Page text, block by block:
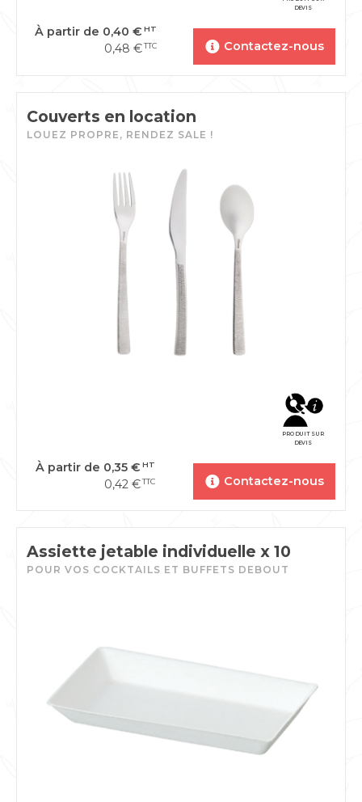
DEVIS
À partir de 0,40 € HT
0,48 €TTC Contactez-nous
Couverts en location
LOUEZ PROPRE, RENDEZ SALE !
PRODUIT SUR
DEVIS
À partir de 0,35€ HT
0,42 €TTC Contactez-nous
Assiette jetable individuelle x 10
POUR VOS COCKTAILS ET BUFFETS DEBOUT